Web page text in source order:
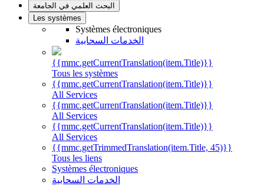
البحث العلمي في الجامعة
Les systèmes
Systèmes électroniques
الخدمات السحابية
{{mmc.getCurrentTranslation(item.Title)}}
Tous les systèmes
{{mmc.getCurrentTranslation(item.Title)}}
All Services
{{mmc.getCurrentTranslation(item.Title)}}
All Services
{{mmc.getCurrentTranslation(item.Title)}}
All Services
{{mmc.getTrimmedTranslation(item.Title, 45)}}
Tous les liens
Systèmes électroniques
الخدمات السحابية